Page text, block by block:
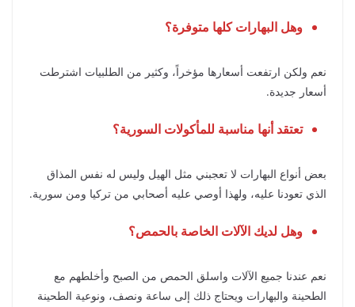
وهل البهارات كلها متوفرة؟
نعم ولكن ارتفعت أسعارها مؤخراً، وكثير من الطلبيات اشترطت
أسعار جديدة.
تعتقد أنها مناسبة للمأكولات السورية؟
بعض أنواع البهارات لا تعجبني مثل الهيل وليس له نفس المذاق
الذي تعودنا عليه، ولهذا أوصي عليه أصحابي من تركيا ومن سورية.
وهل لديك الآلات الخاصة بالحمص؟
نعم عندنا جميع الآلات واسلق الحمص من الصبح وأخلطهم مع
الطحينة والبهارات ويحتاج ذلك إلى ساعة ونصف، ونوعية الطحينة